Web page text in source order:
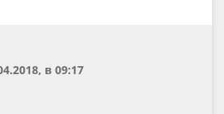
в 09:17